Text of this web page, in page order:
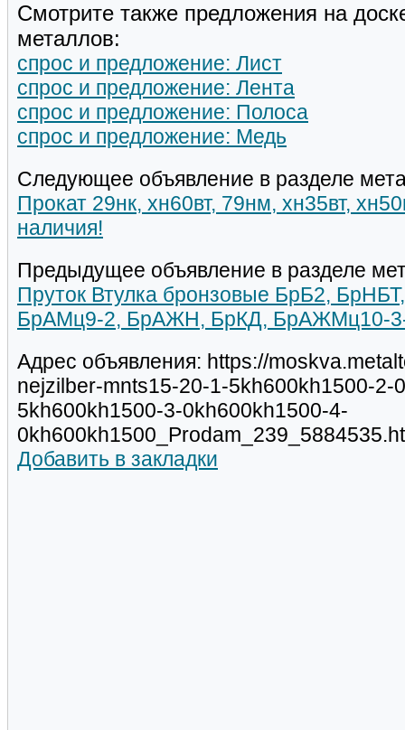
Смотрите также предложения на
металлов:
спрос и предложение: Лист
спрос и предложение: Лента
спрос и предложение: Полоса
спрос и предложение: Медь
Следующее объявление в разделе
Прокат 29нк, хн60вт, 79нм, хн35вт,
наличия!
Предыдущее объявление в разделе
Пруток Втулка бронзовые БрБ2,
БрАМц9-2, БрАЖН, БрКД, БрАЖМц10-
Адрес объявления: https://
nejzilber-mnts15-20-1-5kh600kh1500-2-
5kh600kh1500-3-0kh600kh1500-4-
Добавить в закладки